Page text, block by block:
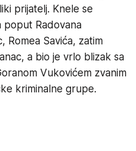
prijatelj. Knele se
poput Radovana
Romea Savića, zatim
a bio je vrlo blizak sa
Vukovićem zvanim
kriminalne grupe.